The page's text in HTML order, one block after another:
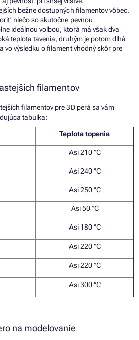
bežne dostupných filamentov vôbec.
niečo so skutočne pevnou
ideálnou voľbou, ktorá má však dva
teplota tavenia, druhým je potom dlhá
vo výsledku o filament vhodný skôr pre
filamentov
filamentov pre 3D perá sa vám
tabuľka:
Teplota topenia
Asi 210 °C
Asi 240 °C
Asi 250°C
Asi 50 °C
Asi 180 °C
Asi 220 °C
Asi 220 °C
Asi 300 °C
na modelovanie